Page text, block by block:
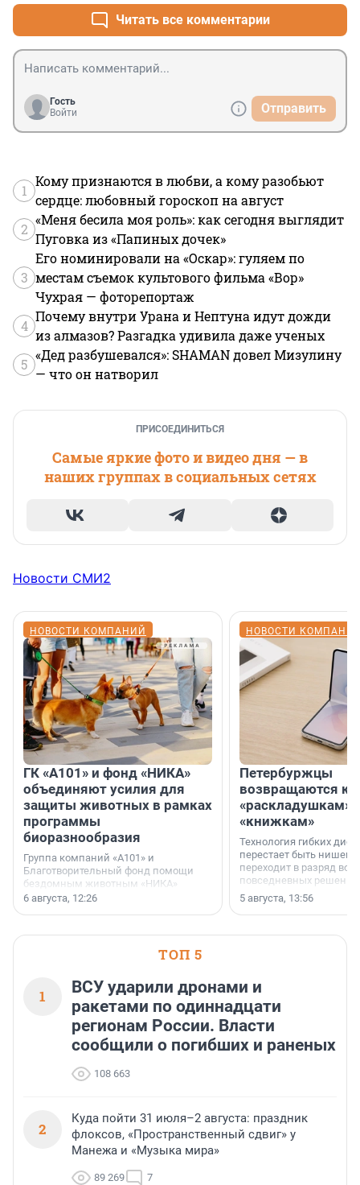
Читать все комментарии
Гость
Войти
Отправить
1
Кому признаются в любви, а кому разобьют
сердце: любовный гороскоп на август
2
«Меня бесила моя роль»: как сегодня выглядит
Пуговка из «Папиных дочек»
3
Его номинировали на «Оскар»: гуляем по
местам съемок культового фильма «Вор»
Чухрая — фоторепортаж
4
Почему внутри Урана и Нептуна идут дожди
из алмазов? Разгадка удивила даже ученых
5
«Дед разбушевался»: SHAMAN довел Мизулину
— что он натворил
ПРИСОЕДИНИТЬСЯ
Самые яркие фото и видео дня — в
наших группах в социальных сетях
Новости СМИ2
НОВОСТИ КОМПАНИЙ
ГК «А101» и фонд «НИКА»
объединяют усилия для
защиты животных в рамках
программы
биоразнообразия
Группа компаний «А101» и
Благотворительный фонд помощи
бездомным животным «НИКА»
заключили соглашение о
6 августа, 12:26
НОВОСТИ
Петербуржцы
возвращаются к
«раскладушкам»
«книжкам»
Технология гибких
перестает быть
переходит в разряд
повседневных
5 августа, 13:56
ТОП 5
1
ВСУ ударили дронами и
ракетами по одиннадцати
регионам России. Власти
сообщили о погибших и раненых
108 663
2
Куда пойти 31 июля–2 августа: праздник
флоксов, «Пространственный сдвиг» у
Манежа и «Музыка мира»
89 269 7